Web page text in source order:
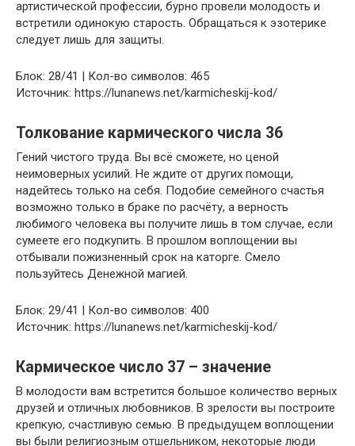
артистической профессии, бурно провели молодость и
встретили одинокую старость. Обращаться к эзотерике
следует лишь для защиты.
Блок: 28/41 | Кол-во символов: 465
Источник: https://lunanews.net/karmicheskij-kod/
Толкование кармического числа 36
Гений чистого труда. Вы всё сможете, но ценой
неимоверных усилий. Не ждите от других помощи,
надейтесь только на себя. Подобие семейного счастья
возможно только в браке по расчёту, а верность
любимого человека вы получите лишь в том случае, если
сумеете его подкупить. В прошлом воплощении вы
отбывали пожизненный срок на каторге. Смело
пользуйтесь Денежной магией.
Блок: 29/41 | Кол-во символов: 400
Источник: https://lunanews.net/karmicheskij-kod/
Кармическое число 37 – значение
В молодости вам встретится большое количество верных
друзей и отличных любовников. В зрелости вы построите
крепкую, счастливую семью. В предыдущем воплощении
вы были религиозным отшельником, некоторые люди